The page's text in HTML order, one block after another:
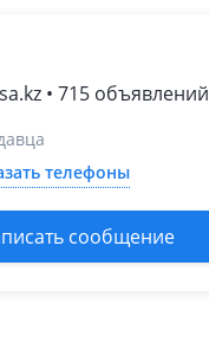
• 715 объявлений
телефоны
сообщение